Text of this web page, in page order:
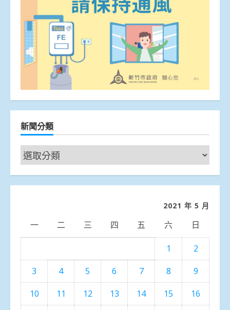
新聞分類
新
聞
分
2021 年 5 月
一 二 三 四 五 六 日
1
2
3
4 5 6 7 8
9
10
11 12 13 14 15 16